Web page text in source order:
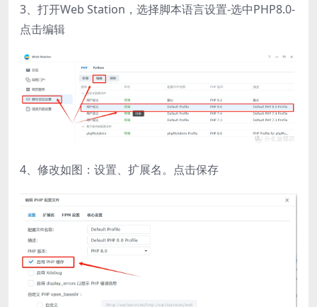
3、打开Web Station，选择脚本语言设置-选中PHP8.0-
点击编辑
4、修改如图：设置、扩展名。点击保存